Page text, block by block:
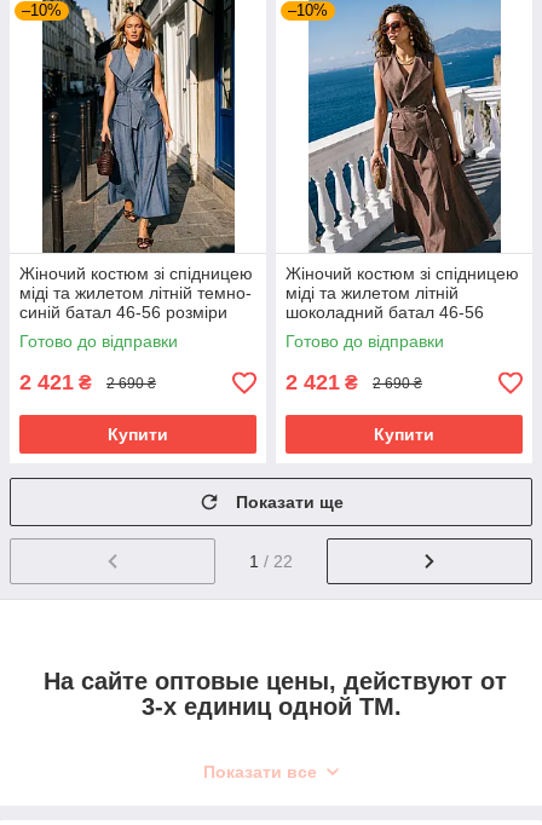
–10%
Жіночий костюм зі спідницею
міді та жилетом літній темно-
синій батал 46-56 розміри
Готово до відправки
2 421 ₴ 2 690 ₴
Купити
–10%
Жіночий костюм зі спідницею
міді та жилетом літній
шоколадний батал 46-56
розміри
Готово до відправки
2 421 ₴ 2 690 ₴
Купити
Показати ще
1 / 22
На сайте оптовые цены, действуют от
3-х единиц одной ТМ.
Интернет-магазин женкой одежды от производителя
Показати все